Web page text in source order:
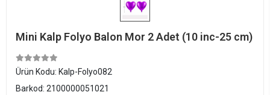
Mini Kalp Folyo Balon Mor 2 Adet (10 inc-25 cm)
Ürün Kodu: Kalp-Folyo082
Barkod: 2100000051021